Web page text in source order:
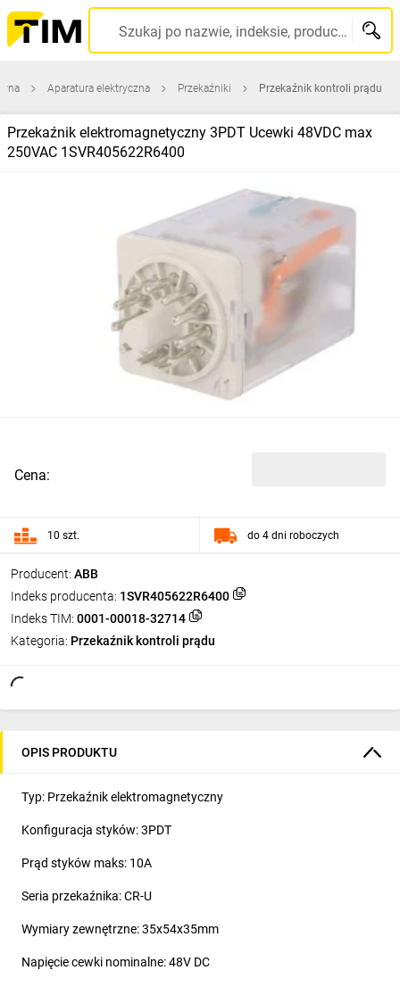
Szukaj po nazwie, indeksie, producencie, kodzie kreskowym...
Aparatura elektryczna Przekaźniki Przekaźnik kontroli prądu
Przekaźnik elektromagnetyczny 3PDT Ucewki 48VDC max
250VAC 1SVR405622R6400
Producent: ABB
Indeks producenta: 1SVR405622R6400
Indeks TIM: 0001-00018-32714
Kategoria: Przekaźnik kontroli prądu
Cena:
10 szt. do 4 dni roboczych
OPIS PRODUKTU
Typ: Przekaźnik elektromagnetyczny
Konfiguracja styków: 3PDT
Prąd styków maks: 10A
Seria przekaźnika: CR-U
Wymiary zewnętrzne: 35x54x35mm
Napięcie cewki nominalne: 48V DC